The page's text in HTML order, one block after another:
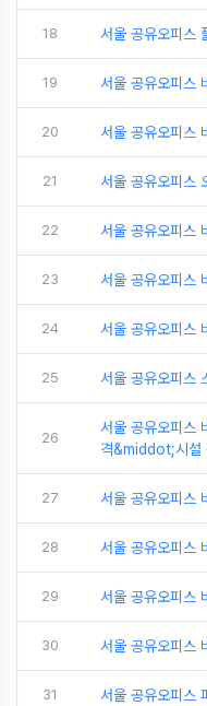
18 서울 공유오피스
19 서울 공유오피스
20 서울 공유오피스
21 서울 공유오피스
22 서울 공유오피스
23 서울 공유오피스
24 서울 공유오피스
25 서울 공유오피스
26
서울 공유오피스
격&middot;시설
27 서울 공유오피스
28 서울 공유오피스
29 서울 공유오피스
30 서울 공유오피스
31 서울 공유오피스